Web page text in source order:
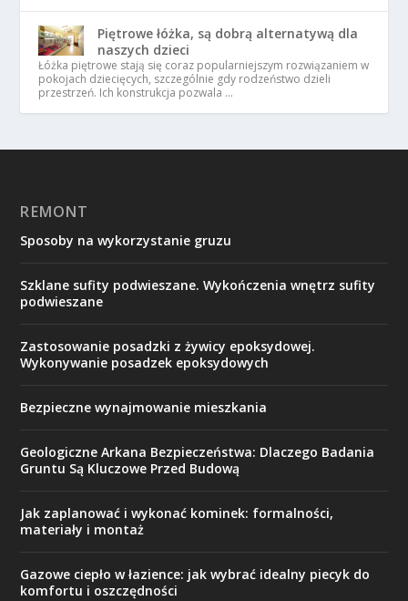
Piętrowe łóżka, są dobrą alternatywą dla
naszych dzieci
Łóżka piętrowe stają się coraz popularniejszym rozwiązaniem w
pokojach dziecięcych, szczególnie gdy rodzeństwo dzieli
przestrzeń. Ich konstrukcja pozwala …
REMONT
Sposoby na wykorzystanie gruzu
Szklane sufity podwieszane. Wykończenia wnętrz sufity
podwieszane
Zastosowanie posadzki z żywicy epoksydowej.
Wykonywanie posadzek epoksydowych
Bezpieczne wynajmowanie mieszkania
Geologiczne Arkana Bezpieczeństwa: Dlaczego Badania
Gruntu Są Kluczowe Przed Budową
Jak zaplanować i wykonać kominek: formalności,
materiały i montaż
Gazowe ciepło w łazience: jak wybrać idealny piecyk do
komfortu i oszczędności